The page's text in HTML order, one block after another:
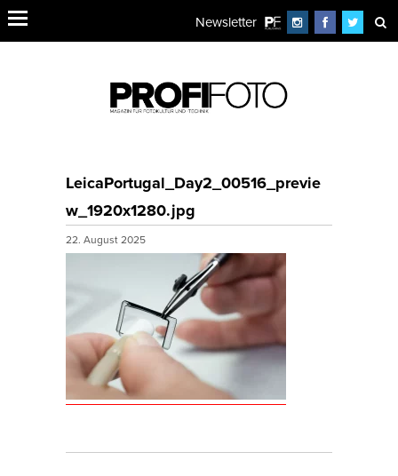
Newsletter
LeicaPortugal_Day2_00516_previe
w_1920x1280.jpg
22. August 2025